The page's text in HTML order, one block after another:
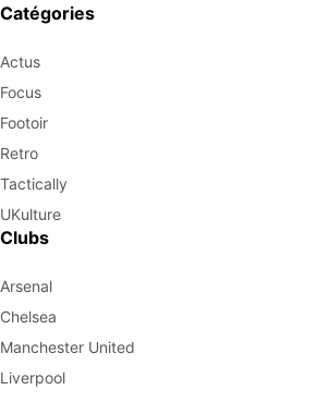
Catégories
Actus
Focus
Footoir
Retro
Tactically
UKulture
Clubs
Arsenal
Chelsea
Manchester United
Liverpool